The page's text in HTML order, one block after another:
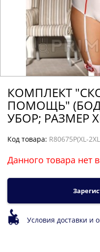
КОМПЛЕКТ
ПОМОЩЬ"
УБОР; РАЗМЕР
Код товара: R80675P(XL-
Данного товара нет
Условия доставки и